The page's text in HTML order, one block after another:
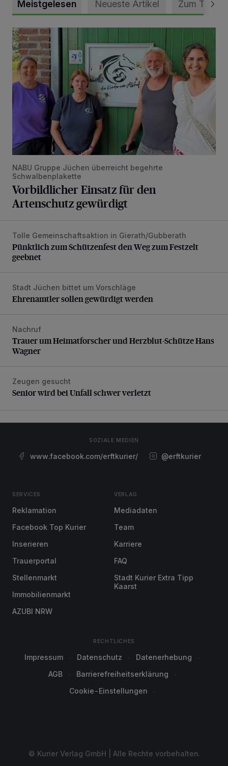
Meistgelesen Neueste Artikel Zum Thema
Vorbildlicher Einsatz für den Artenschutz gewürdigt
NABU Gruppe Jüchen überreicht begehrte
Schwalbenplakette
Vorbildlicher Einsatz für den
Artenschutz gewürdigt
Pünktlich zum Schützenfest den Weg zum Festzelt
Tolle Gemeinschaftsaktion in Gierath/Gubberath
Pünktlich zum Schützenfest den Weg zum Festzelt
geebnet
Ehrenamtler sollen gewürdigt werden
Stadt Jüchen bittet um Vorschläge
Ehrenamtler sollen gewürdigt werden
Trauer um Heimatforscher und Herzblut-Schütze Hans
Nachruf
Trauer um Heimatforscher und Herzblut-Schütze Hans
Wagner
Senior wird bei Unfall schwer verletzt
Zeugen gesucht
Senior wird bei Unfall schwer verletzt
SOZIALE MEDIEN
www.facebook.com/erftkurier/ @erftkurier
SERVICES
Reklamation
Facebook Top Kurier
Inserieren
Trauerportal
Stellenmarkt
Immobilienmarkt
AZUBI NRW
VERLAG
Mediadaten
Team
Karriere
FAQ
Stadt Kurier Extra Tipp
Kaarst
RECHTLICHES
Impressum Datenschutz
Datenerhebung
AGB
Barrierefreiheitserklärung
Cookie-Einstellungen
© Kurier Verlag GmbH | Alle Rechte vorbehalten.